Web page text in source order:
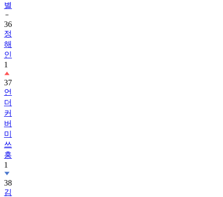
별
36
정
해
인
1
37
언
더
커
버
미
쓰
홍
1
38
김